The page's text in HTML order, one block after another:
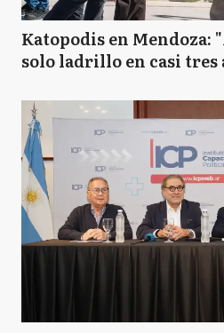
Katopodis en Mendoza:
solo ladrillo en casi tres